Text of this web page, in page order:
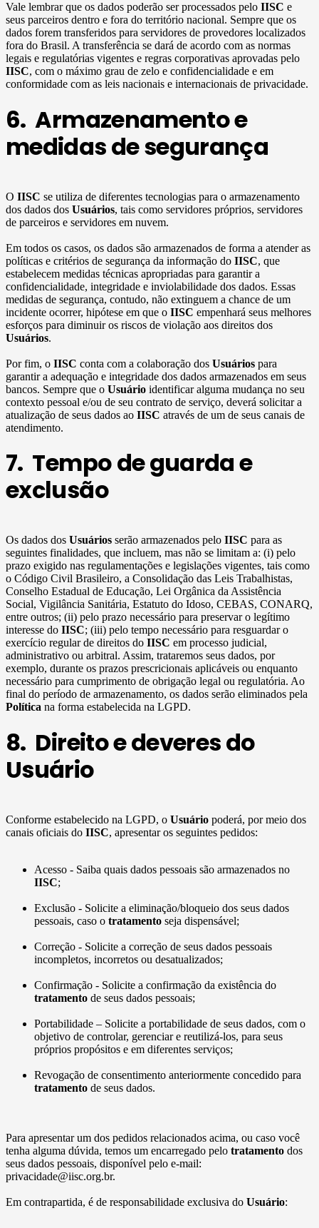
Vale lembrar que os dados poderão ser processados pelo IISC e
seus parceiros dentro e fora do território nacional. Sempre que os
dados forem transferidos para servidores de provedores localizados
fora do Brasil. A transferência se dará de acordo com as normas
legais e regulatórias vigentes e regras corporativas aprovadas pelo
IISC, com o máximo grau de zelo e confidencialidade e em
conformidade com as leis nacionais e internacionais de privacidade.
6. Armazenamento e
medidas de segurança
O IISC se utiliza de diferentes tecnologias para o armazenamento
dos dados dos Usuários, tais como servidores próprios, servidores
de parceiros e servidores em nuvem.
Em todos os casos, os dados são armazenados de forma a atender as
políticas e critérios de segurança da informação do IISC, que
estabelecem medidas técnicas apropriadas para garantir a
confidencialidade, integridade e inviolabilidade dos dados. Essas
medidas de segurança, contudo, não extinguem a chance de um
incidente ocorrer, hipótese em que o IISC empenhará seus melhores
esforços para diminuir os riscos de violação aos direitos dos
Usuários.
Por fim, o IISC conta com a colaboração dos Usuários para
garantir a adequação e integridade dos dados armazenados em seus
bancos. Sempre que o Usuário identificar alguma mudança no seu
contexto pessoal e/ou de seu contrato de serviço, deverá solicitar a
atualização de seus dados ao IISC através de um de seus canais de
atendimento.
7. Tempo de guarda e
exclusão
Os dados dos Usuários serão armazenados pelo IISC para as
seguintes finalidades, que incluem, mas não se limitam a: (i) pelo
prazo exigido nas regulamentações e legislações vigentes, tais como
o Código Civil Brasileiro, a Consolidação das Leis Trabalhistas,
Conselho Estadual de Educação, Lei Orgânica da Assistência
Social, Vigilância Sanitária, Estatuto do Idoso, CEBAS, CONARQ,
entre outros; (ii) pelo prazo necessário para preservar o legítimo
interesse do IISC; (iii) pelo tempo necessário para resguardar o
exercício regular de direitos do IISC em processo judicial,
administrativo ou arbitral. Assim, trataremos seus dados, por
exemplo, durante os prazos prescricionais aplicáveis ou enquanto
necessário para cumprimento de obrigação legal ou regulatória. Ao
final do período de armazenamento, os dados serão eliminados pela
Política na forma estabelecida na LGPD.
8. Direito e deveres do
Usuário
Conforme estabelecido na LGPD, o Usuário poderá, por meio dos
canais oficiais do IISC, apresentar os seguintes pedidos:
Acesso - Saiba quais dados pessoais são armazenados no
IISC;
Exclusão - Solicite a eliminação/bloqueio dos seus dados
pessoais, caso o tratamento seja dispensável;
Correção - Solicite a correção de seus dados pessoais
incompletos, incorretos ou desatualizados;
Confirmação - Solicite a confirmação da existência do
tratamento de seus dados pessoais;
Portabilidade – Solicite a portabilidade de seus dados, com o
objetivo de controlar, gerenciar e reutilizá-los, para seus
próprios propósitos e em diferentes serviços;
Revogação de consentimento anteriormente concedido para
tratamento de seus dados.
Para apresentar um dos pedidos relacionados acima, ou caso você
tenha alguma dúvida, temos um encarregado pelo tratamento dos
seus dados pessoais, disponível pelo e-mail:
privacidade@iisc.org.br.
Em contrapartida, é de responsabilidade exclusiva do Usuário: